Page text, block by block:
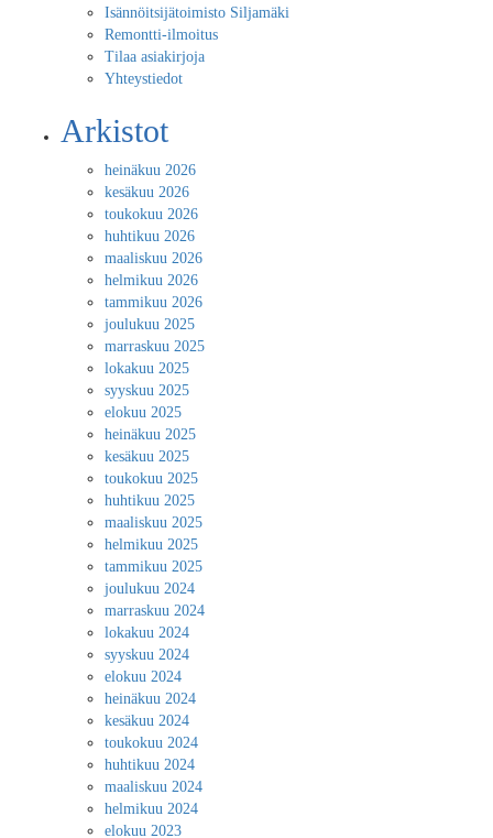
Isännöitsijätoimisto Siljamäki
Remontti-ilmoitus
Tilaa asiakirjoja
Yhteystiedot
Arkistot
heinäkuu 2026
kesäkuu 2026
toukokuu 2026
huhtikuu 2026
maaliskuu 2026
helmikuu 2026
tammikuu 2026
joulukuu 2025
marraskuu 2025
lokakuu 2025
syyskuu 2025
elokuu 2025
heinäkuu 2025
kesäkuu 2025
toukokuu 2025
huhtikuu 2025
maaliskuu 2025
helmikuu 2025
tammikuu 2025
joulukuu 2024
marraskuu 2024
lokakuu 2024
syyskuu 2024
elokuu 2024
heinäkuu 2024
kesäkuu 2024
toukokuu 2024
huhtikuu 2024
maaliskuu 2024
helmikuu 2024
elokuu 2023